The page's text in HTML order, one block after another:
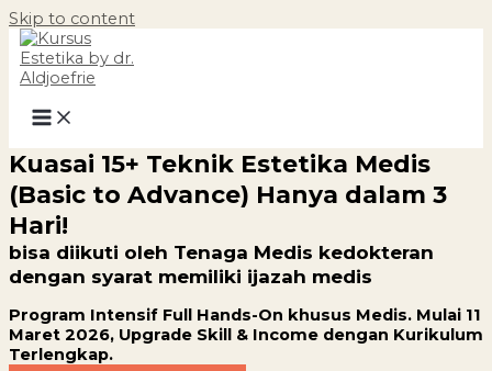
Skip to content
Kuasai 15+ Teknik Estetika Medis
(Basic to Advance) Hanya dalam 3
Hari!
bisa diikuti oleh Tenaga Medis kedokteran
dengan syarat memiliki ijazah medis
Program Intensif Full Hands-On khusus Medis. Mulai 11
Maret 2026, Upgrade Skill & Income dengan Kurikulum
Terlengkap.